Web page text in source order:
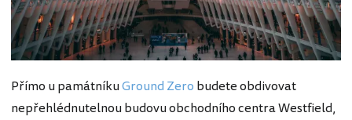
Přímo u památníkuGround Zero budete obdivovat
nepřehlédnutelnou budovu obchodního centra Westfield,